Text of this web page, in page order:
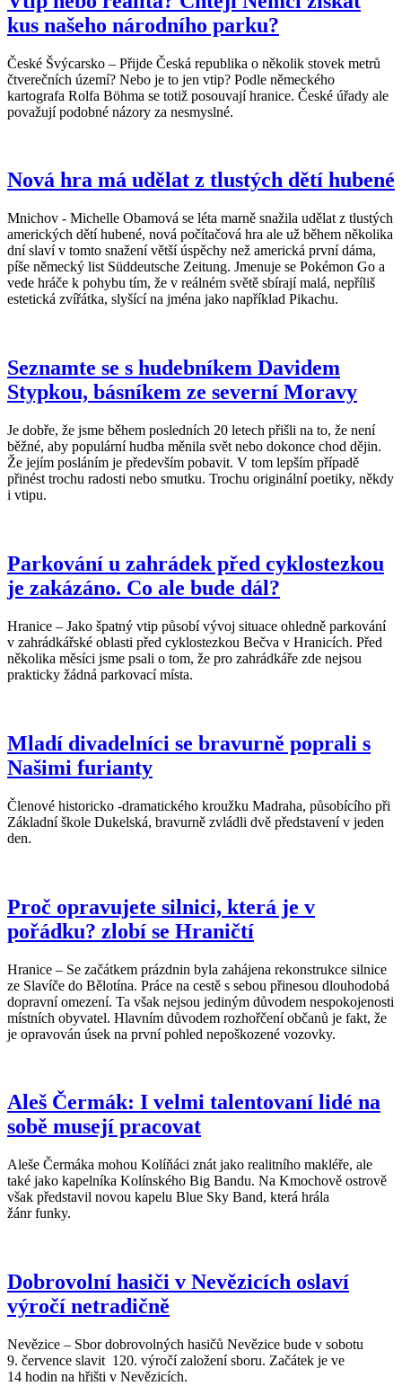
kus našeho národního parku?
České Švýcarsko – Přijde Česká republika o několik stovek metrů
čtverečních území? Nebo je to jen vtip? Podle německého
kartografa Rolfa Böhma se totiž posouvají hranice. České úřady ale
považují podobné názory za nesmyslné.
Nová hra má udělat z tlustých dětí hubené
Mnichov - Michelle Obamová se léta marně snažila udělat z tlustých
amerických dětí hubené, nová počítačová hra ale už během několika
dní slaví v tomto snažení větší úspěchy než americká první dáma,
píše německý list Süddeutsche Zeitung. Jmenuje se Pokémon Go a
vede hráče k pohybu tím, že v reálném světě sbírají malá, nepříliš
estetická zvířátka, slyšící na jména jako například Pikachu.
Seznamte se s hudebníkem Davidem
Stypkou, básníkem ze severní Moravy
Je dobře, že jsme během posledních 20 letech přišli na to, že není
běžné, aby populární hudba měnila svět nebo dokonce chod dějin.
Že jejím posláním je především pobavit. V tom lepším případě
přinést trochu radosti nebo smutku. Trochu originální poetiky, někdy
i vtipu.
Parkování u zahrádek před cyklostezkou
je zakázáno. Co ale bude dál?
Hranice – Jako špatný vtip působí vývoj situace ohledně parkování
v zahrádkářské oblasti před cyklostezkou Bečva v Hranicích. Před
několika měsíci jsme psali o tom, že pro zahrádkáře zde nejsou
prakticky žádná parkovací místa.
Mladí divadelníci se bravurně poprali s
Našimi furianty
Členové historicko -dramatického kroužku Madraha, působícího při
Základní škole Dukelská, bravurně zvládli dvě představení v jeden
den.
Proč opravujete silnici, která je v
pořádku? zlobí se Hraničtí
Hranice – Se začátkem prázdnin byla zahájena rekonstrukce silnice
ze Slavíče do Bělotína. Práce na cestě s sebou přinesou dlouhodobá
dopravní omezení. Ta však nejsou jediným důvodem nespokojenosti
místních obyvatel. Hlavním důvodem rozhořčení občanů je fakt, že
je opravován úsek na první pohled nepoškozené vozovky.
Aleš Čermák: I velmi talentovaní lidé na
sobě musejí pracovat
Aleše Čermáka mohou Kolíňáci znát jako realitního makléře, ale
také jako kapelníka Kolínského Big Bandu. Na Kmochově ostrově
však představil novou kapelu Blue Sky Band, která hrála
žánr funky.
Dobrovolní hasiči v Nevězicích oslaví
výročí netradičně
Nevězice – Sbor dobrovolných hasičů Nevězice bude v sobotu
9. července slavit 120. výročí založení sboru. Začátek je ve
14 hodin na hřišti v Nevězicích.